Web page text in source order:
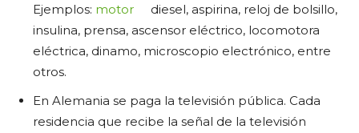
Ejemplos: motor
diesel, aspirina, reloj de bolsillo,
insulina, prensa, ascensor eléctrico, locomotora
eléctrica, dinamo, microscopio electrónico, entre
otros.
En Alemania se paga la televisión pública. Cada
residencia que recibe la señal de la televisión